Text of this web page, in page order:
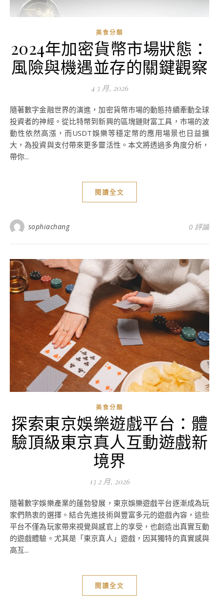
美食分類
2024年加密貨幣市場狀態：
風險與機遇並存的關鍵觀察
4 3 月, 2026
隨著數字金融世界的演進，加密貨幣市場的動態持續牽動全球
投資者的神經。從比特幣到新興的區塊鏈財富工具，市場的波
動性依然高漲，而USDT娛樂等穩定幣的應用場景也日益擴
大，為投資與支付帶來更多靈活性。本文將透過多角度分析，
帶你...
閱讀全文
sophiachang 0 評論
美食分類
探索東京娛樂遊戲平台：體
驗頂級東京真人互動遊戲新
境界
13 2 月, 2026
隨著數字娛樂產業的蓬勃發展，東京娛樂遊戲平台逐漸成為玩
家們熱衷的選擇。結合先進技術與豐富多元的遊戲內容，這些
平台不僅為玩家帶來視覺與感官上的享受，也創造出真實互動
的遊戲體驗。尤其是「東京真人」遊戲，因其獨特的真實感與
高互...
閱讀全文